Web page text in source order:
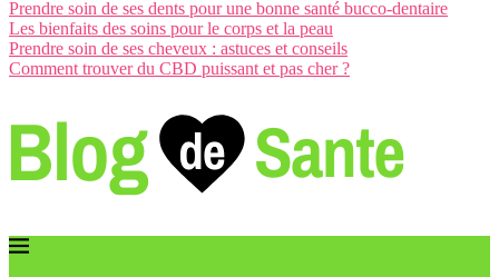
Prendre soin de ses dents pour une bonne santé bucco-dentaire
Les bienfaits des soins pour le corps et la peau
Prendre soin de ses cheveux : astuces et conseils
Comment trouver du CBD puissant et pas cher ?